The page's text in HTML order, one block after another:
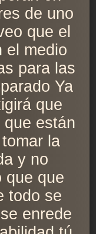
de uno
que el
el medio
para las
Ya
que
están
la
y no
que que
todo se
enrede